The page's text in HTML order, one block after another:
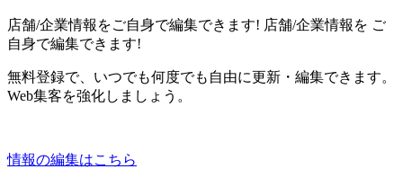
店舗/企業情報をご自身で編集できます! 店舗/企業情報を ご
自身で編集できます!
無料登録で、いつでも何度でも自由に更新・編集できます。
Web集客を強化しましょう。
情報の編集はこちら